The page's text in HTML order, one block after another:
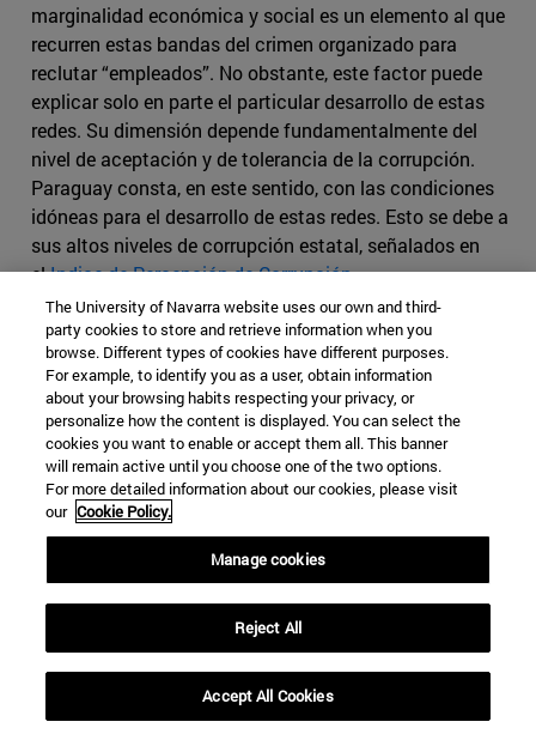
marginalidad económica y social es un elemento al que
recurren estas bandas del crimen organizado para
reclutar “empleados”. No obstante, este factor puede
explicar solo en parte el particular desarrollo de estas
redes. Su dimensión depende fundamentalmente del
nivel de aceptación y de tolerancia de la corrupción.
Paraguay consta, en este sentido, con las condiciones
idóneas para el desarrollo de estas redes. Esto se debe a
sus altos niveles de corrupción estatal, señalados en
elIndice de Percepción de Corrupción.
Recalcando el obstáculo que la corrupción en Paraguay
supone ante la lucha contra el narcotráfico, en enero de
2020 tuvo lugaruna fuga masivade un penal de Pedro
Juan Caballero de 75 presos, en su mayoría miembros de
una banda criminal brasileña Primer Comando Capital
(CCP). La fuga estuvo facilitada por la connivencia de
funcionarios y puso de relieve la impunidad con que
muchos de los narcotraficantes actúan.
Aumentan los ‘ensayos’ de cultivo
de coca en Honduras y Guatemala,
antes solo países de paso
The University of Navarra website uses our own and third-
party cookies to store and retrieve information when you
browse. Different types of cookies have different purposes.
For example, to identify you as a user, obtain information
about your browsing habits respecting your privacy, or
personalize how the content is displayed. You can select the
cookies you want to enable or accept them all. This banner
will remain active until you choose one of the two options.
For more detailed information about our cookies, please visit
our Cookie Policy.
Manage cookies
Reject All
Accept All Cookies